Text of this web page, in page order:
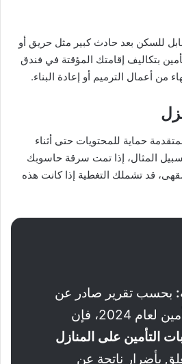
للسكن بعد حادث كبير مثل حريق أو
بتكاليف إقامتك المؤقتة في فندق
من أعمال الترميم أو إعادة البناء.
حماية للمحتويات حتى أثناء
المثال، إذا تمت سرقة حاسوبك
قد تشملك التغطية إذا كانت هذه
: بحسب تقرير صادر عن
التأمين على المنازل
بأضرار ناتجة عن